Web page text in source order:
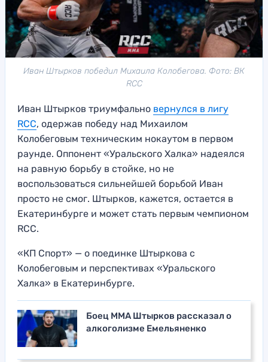
Иван Штырков победил Михаила Колобегова. Фото: ВК
RCC
Иван Штырков триумфально вернулся в лигу
RCC, одержав победу над Михаилом
Колобеговым техническим нокаутом в первом
раунде. Оппонент «Уральского Халка» надеялся
на равную борьбу в стойке, но не
воспользоваться сильнейшей борьбой Иван
просто не смог. Штырков, кажется, остается в
Екатеринбурге и может стать первым чемпионом
RCC.
«КП Спорт» — о поединке Штыркова с
Колобеговым и перспективах «Уральского
Халка» в Екатеринбурге.
Боец ММА Штырков рассказал о
алкоголизме Емельяненко